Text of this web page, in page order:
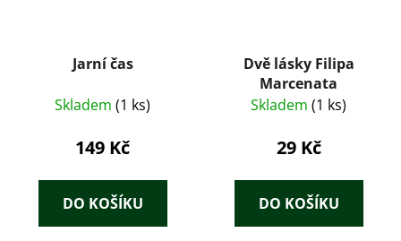
Jarní čas
Skladem (1 ks)
149 Kč
DO KOŠÍKU
Dvě lásky Filipa
Marcenata
Skladem (1 ks)
29 Kč
DO KOŠÍKU